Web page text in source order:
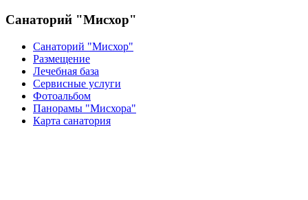
Санаторий "Мисхор"
Санаторий "Мисхор"
Размещение
Лечебная база
Сервисные услуги
Фотоальбом
Панорамы "Мисхора"
Карта санатория